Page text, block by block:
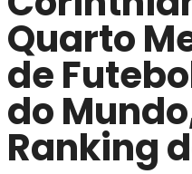
Quarto
de
do
Ranking